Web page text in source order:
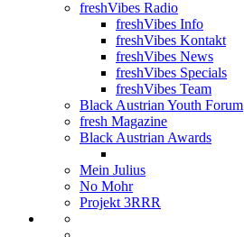
freshVibes Radio
freshVibes Info
freshVibes Kontakt
freshVibes News
freshVibes Specials
freshVibes Team
Black Austrian Youth Forum
fresh Magazine
Black Austrian Awards
Mein Julius
No Mohr
Projekt 3RRR